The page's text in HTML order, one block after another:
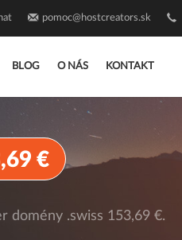
BLOG O NÁS KONTAKT
pomoc@hostcreators.sk
€
domény .swiss 153,69 €.